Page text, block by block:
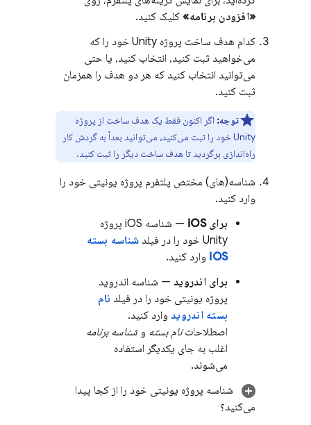
«افزودن برنامه»کلیک کنید.
کدام هدف ساخت پروژه Unity خود را که
می‌خواهید ثبت کنید، انتخاب کنید، یا حتی
می‌توانید انتخاب کنید که هر دو هدف را همزمان
ثبت کنید.
توجه: اگر اکنون فقط یک هدف ساخت از پروژه
Unity خود را ثبت می‌کنید، می‌توانید بعداً به گردش کار
راه‌اندازی برگردید تا هدف ساخت دیگر را ثبت کنید.
شناسه(های) مختص پلتفرم پروژه یونیتی خود را
وارد کنید.
برای iOS
— شناسه iOS پروژه
Unity خود را در فیلد
شناسه بسته
iOS وارد کنید.
برای اندروید — شناسه اندروید
پروژه یونیتی خود را در فیلد نام
بسته اندروید وارد کنید.
اصطلاحاتنام بسته وشناسه برنامه
اغلب به جای یکدیگر استفاده
می‌شوند.
شناسه پروژه یونیتی خود را از کجا پیدا
می‌کنید؟